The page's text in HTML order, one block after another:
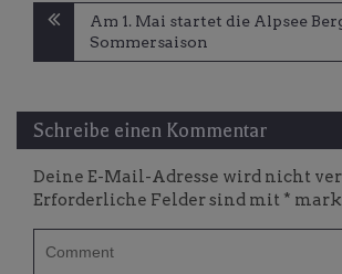
Beitragsnavigation
Am 1. Mai startet die Alpsee
Sommersaison
Schreibe einen Kommentar
Deine E-Mail-Adresse wird nicht
Erforderliche Felder sind mit *